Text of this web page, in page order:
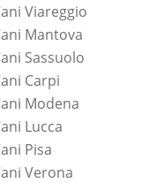
Viareggio
Mantova
Sassuolo
Carpi
Modena
Lucca
Pisa
Verona